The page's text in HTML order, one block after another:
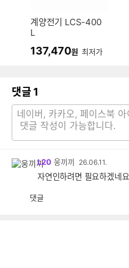
계양전기 LCS-400
L
137,470원 최저가
댓글 1
L20 웅끼끼 26.06.11.
자연인하려면 필요하겠네요
댓글